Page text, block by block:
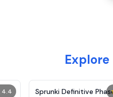
Explore
4.4 Sprunki Definitive